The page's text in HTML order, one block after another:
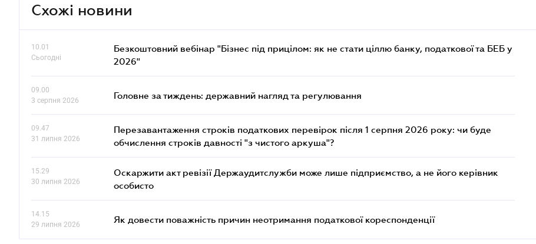
Схожі новини
10.01
Сьогодні
Безкоштовний вебінар "Бізнес під прицілом: як не стати ціллю банку, податкової та БЕБ у
2026"
09.00
3 серпня 2026
Головне за тиждень: державний нагляд та регулювання
09.47
31 липня 2026
Перезавантаження строків податкових перевірок після 1 серпня 2026 року: чи буде
обчислення строків давності "з чистого аркуша"?
15.29
30 липня 2026
Оскаржити акт ревізії Держаудитслужби може лише підприємство, а не його керівник
особисто
14.15
29 липня 2026
Як довести поважність причин неотримання податкової кореспонденції